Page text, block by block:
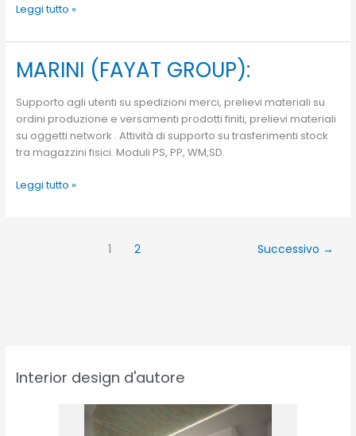
Leggi tutto »
MARINI (FAYAT GROUP):
Supporto agli utenti su spedizioni merci, prelievi materiali su
ordini produzione e versamenti prodotti finiti, prelievi materiali
su oggetti network . Attività di supporto su trasferimenti stock
tra magazzini fisici. Moduli PS, PP, WM,SD.
MARINI
(FAYAT
GROUP):
Leggi tutto »
1 2 Successivo →
Interior design d'autore